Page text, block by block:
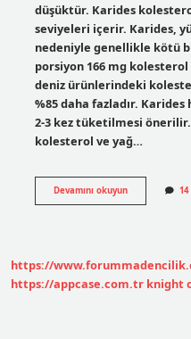
düşüktür. Karides
seviyeleri içerir. Karides,
nedeniyle genellikle kötü
porsiyon 166 mg
deniz ürünlerindeki
%85 daha fazladır.
2-3 kez tüketilmesi
kolesterol ve yağ…
Devamını okuyunKarides
Yemek
https://
https://appcase.com.tr knight